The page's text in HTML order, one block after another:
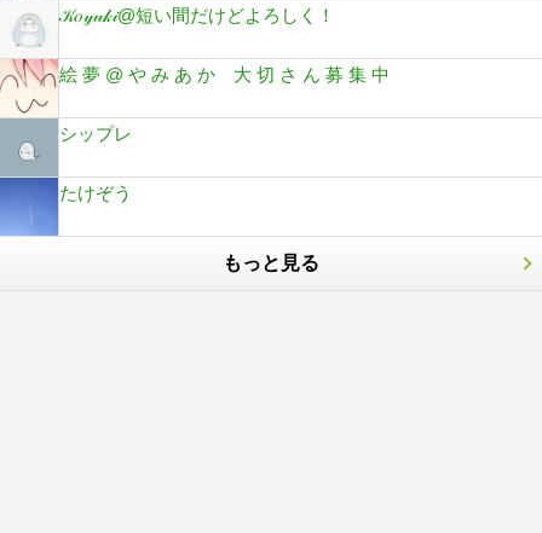
𝒦𝑜𝓎𝓊𝓀𝒾@短い間だけどよろしく！
絵 夢 @ や み あ か 大 切 さ ん 募 集 中
シップレ
たけぞう
もっと見る